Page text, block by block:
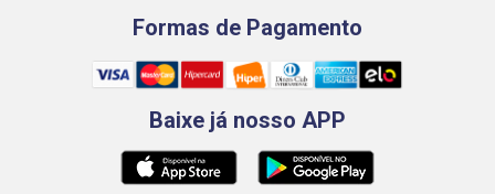
Formas de Pagamento
Baixe já nosso APP